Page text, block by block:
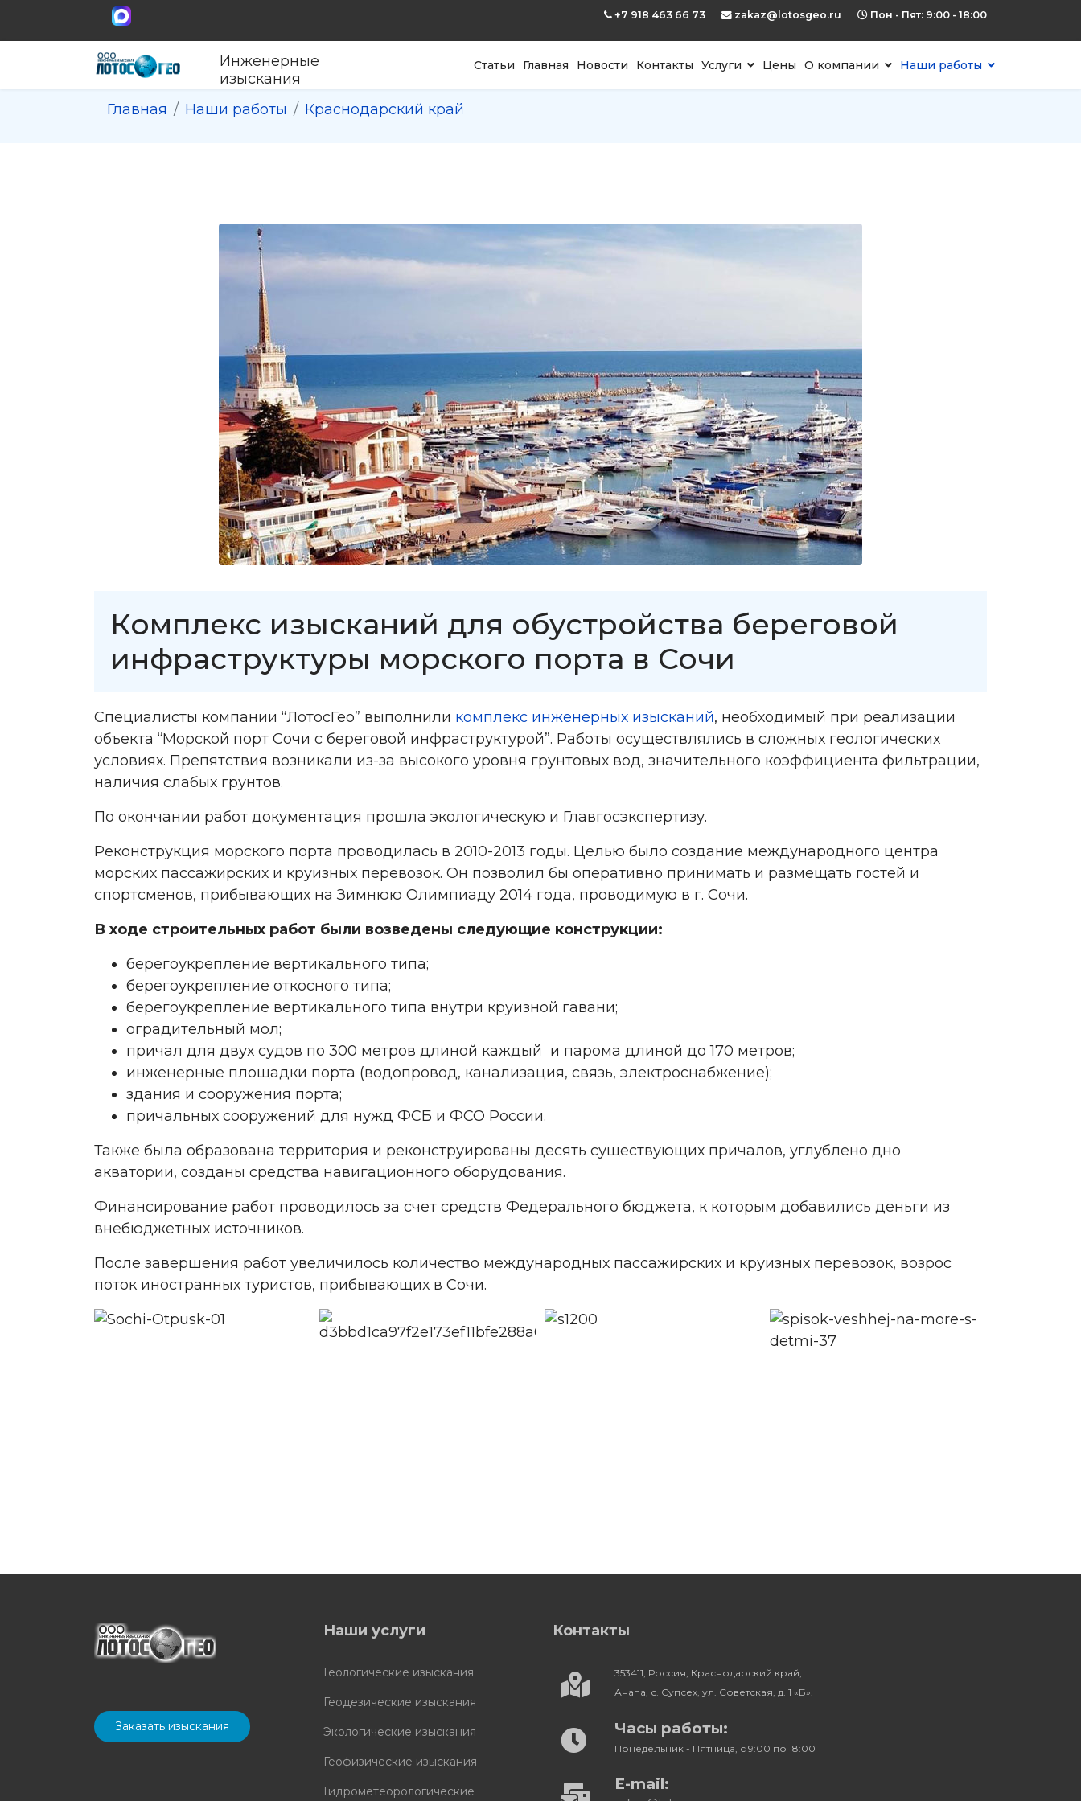
+7 918 463 66 73 zakaz@lotosgeo.ru Пон - Пят: 9:00 - 18:00
Инженерные
изыскания
Статьи Главная Новости Контакты Услуги Цены О компании Наши работы
Главная Наши работы Краснодарский край
Комплекс изысканий для обустройства береговой
инфраструктуры морского порта в Сочи
Специалисты компании “ЛотосГео” выполнили комплекс инженерных изысканий, необходимый при реализации
объекта “Морской порт Сочи с береговой инфраструктурой”. Работы осуществлялись в сложных геологических
условиях. Препятствия возникали из-за высокого уровня грунтовых вод, значительного коэффициента фильтрации,
наличия слабых грунтов.
По окончании работ документация прошла экологическую и Главгосэкспертизу.
Реконструкция морского порта проводилась в 2010-2013 годы. Целью было создание международного центра
морских пассажирских и круизных перевозок. Он позволил бы оперативно принимать и размещать гостей и
спортсменов, прибывающих на Зимнюю Олимпиаду 2014 года, проводимую в г. Сочи.
В ходе строительных работ были возведены следующие конструкции:
берегоукрепление вертикального типа;
берегоукрепление откосного типа;
берегоукрепление вертикального типа внутри круизной гавани;
оградительный мол;
причал для двух судов по 300 метров длиной каждый и парома длиной до 170 метров;
инженерные площадки порта (водопровод, канализация, связь, электроснабжение);
здания и сооружения порта;
причальных сооружений для нужд ФСБ и ФСО России.
Также была образована территория и реконструированы десять существующих причалов, углублено дно
акватории, созданы средства навигационного оборудования.
Финансирование работ проводилось за счет средств Федерального бюджета, к которым добавились деньги из
внебюджетных источников.
После завершения работ увеличилось количество международных пассажирских и круизных перевозок, возрос
поток иностранных туристов, прибывающих в Сочи.
Заказать изыскания
Наши услуги
Геологические изыскания
Геодезические изыскания
Экологические изыскания
Геофизические изыскания
Гидрометеорологические
Контакты
353411, Россия, Краснодарский край,
Анапа, с. Супсех, ул. Советская, д. 1 «Б».
Часы работы:
Понедельник - Пятница, с 9:00 по 18:00
E-mail: